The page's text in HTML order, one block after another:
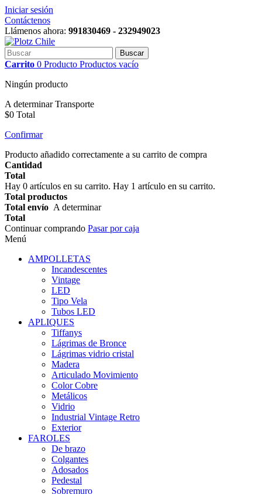
Iniciar sesión
Contáctenos
Llámenos ahora: 991830469 - 232949023
Buscar
Carrito 0 Producto Productos vacío
Ningún producto
A determinarTransporte
$0 Total
Confirmar
Producto añadido correctamente a su carrito de compra
Cantidad
Total
Hay 0 artículos en su carrito. Hay 1 artículo en su carrito.
Total productos
Total envío A determinar
Total
Continuar comprando Pasar por caja
Menú
AMPOLLETAS
Incandescentes
Vintage
LED
Tipo Vela
Tubos LED
APLIQUES
Tiffanys
Lágrimas de Bronce
Lágrimas vidrio cristal
Madera
Articulado Movimiento
Color Cobre
Metálicos
Vidrio
Industrial Vintage Retro
Exterior
FAROLES
De brazo
Colgantes
Adosados
Pedestal
Sobremuro